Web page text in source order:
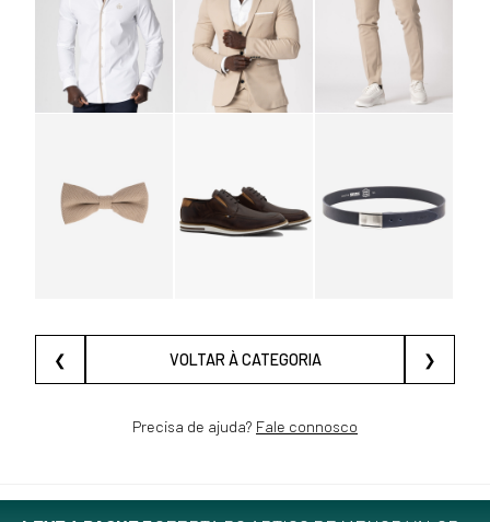
❮ VOLTAR À CATEGORIA ❯
Precisa de ajuda? Fale connosco